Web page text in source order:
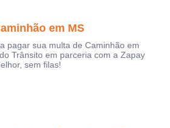
em MS
pagar sua multa de Caminhão em
Trânsito em parceria com a Zapay
sem filas!